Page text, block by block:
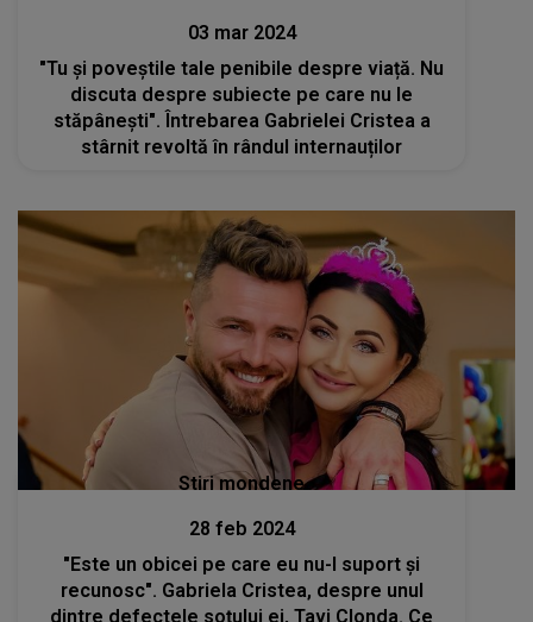
03 mar 2024
"Tu și poveștile tale penibile despre viață. Nu
discuta despre subiecte pe care nu le
stăpânești". Întrebarea Gabrielei Cristea a
stârnit revoltă în rândul internauților
Stiri mondene
28 feb 2024
"Este un obicei pe care eu nu-l suport și
recunosc". Gabriela Cristea, despre unul
dintre defectele soțului ei, Tavi Clonda. Ce